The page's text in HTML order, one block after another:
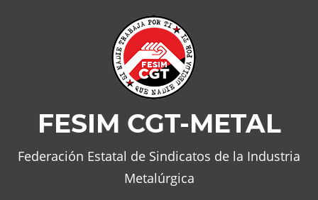
FESIM CGT-METAL
Federación Estatal de Sindicatos de la Industria
Metalúrgica